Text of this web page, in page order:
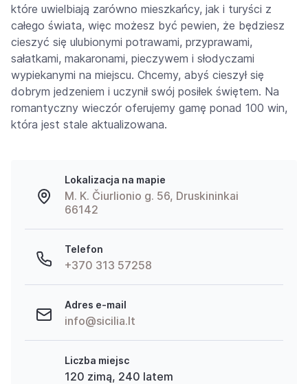
które uwielbiają zarówno mieszkańcy, jak i turyści z
całego świata, więc możesz być pewien, że będziesz
cieszyć się ulubionymi potrawami, przyprawami,
sałatkami, makaronami, pieczywem i słodyczami
wypiekanymi na miejscu. Chcemy, abyś cieszył się
dobrym jedzeniem i uczynił swój posiłek świętem. Na
romantyczny wieczór oferujemy gamę ponad 100 win,
która jest stale aktualizowana.
Lokalizacja na mapie
M. K. Čiurlionio g. 56, Druskininkai
66142
Telefon
+370 313 57258
Adres e-mail
info@sicilia.lt
Liczba miejsc
120 zimą, 240 latem